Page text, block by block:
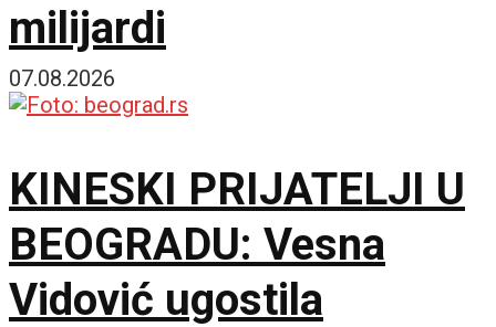
milijardi
07.08.2026
KINESKI PRIJATELJI U
BEOGRADU: Vesna
Vidović ugostila